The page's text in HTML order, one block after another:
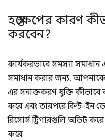
হস্তক্ষেপের কারণ
করবেন?
কার্যকরভাবে সমস্যা সমাধান
সমাধান করার জন্য,
এর সনাক্তকরণ যুক্তি কীভাবে
করে এবং তারপরে বিল্ট-ইন
রিসোর্স ট্রিগারগুলি অডিট
করে